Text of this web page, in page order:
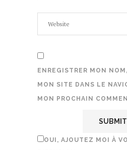
ENREGISTRER MON
MON SITE DANS LE
MON PROCHAIN
OUI, AJOUTEZ MOI À